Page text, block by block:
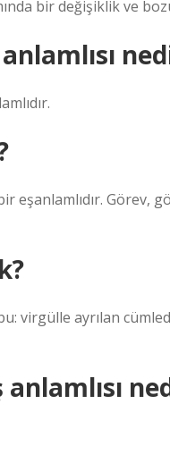
bir değişiklik ve
eşanlamlıdır. Görev,
virgülle ayrılan